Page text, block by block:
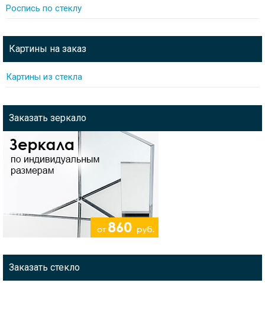
Роспись по стеклу
Картины на заказ
Картины из стекла
Заказать зеркало
Заказать стекло